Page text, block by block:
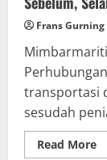
Frans Gurning
transportasi
sesudah
Read More